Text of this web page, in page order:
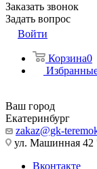
Заказать звонок
Задать вопрос
Войти
Корзина0
Ваш город
Екатеринбург
zakaz@gk-
ул. Машинная
Вконтакте